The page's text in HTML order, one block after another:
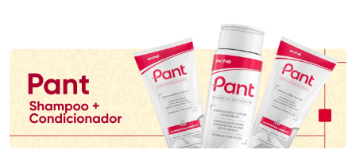
Promoção em Destaque